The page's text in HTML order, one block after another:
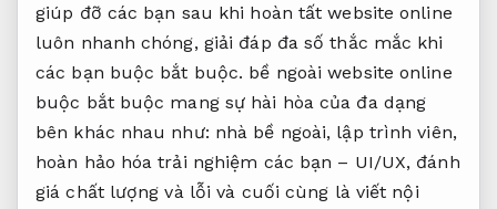
giúp đỡ các bạn sau khi hoàn tất website online
luôn nhanh chóng, giải đáp đa số thắc mắc khi
các bạn buộc bắt buộc. bề ngoài website online
buộc bắt buộc mang sự hài hòa của đa dạng
bên khác nhau như: nhà bề ngoài, lập trình viên,
hoàn hảo hóa trải nghiệm các bạn – UI/UX, đánh
giá chất lượng và lỗi và cuối cùng là viết nội